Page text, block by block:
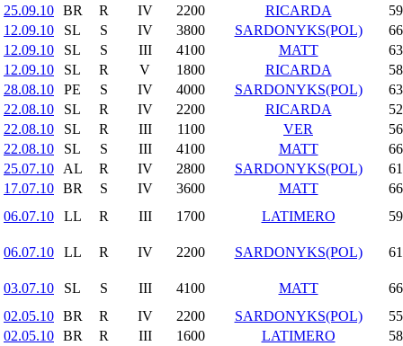
25.09.10 BR R IV 2200 RICARDA
12.09.10
SL S IV 3800 SARDONYKS(POL)
12.09.10
SL S III 4100 MATT
12.09.10
SL R V 1800 RICARDA
28.08.10
PE S IV 4000 SARDONYKS(POL)
22.08.10
SL R IV 2200 RICARDA
22.08.10
SL R III 1100 VER
22.08.10
SL S III 4100 MATT
25.07.10
AL R IV 2800 SARDONYKS(POL)
17.07.10 BR S IV 3600 MATT
06.07.10
LL R III 1700 LATIMERO
06.07.10 LL R IV 2200 SARDONYKS(POL)
03.07.10 SL S III 4100 MATT
02.05.10 BR R IV 2200 SARDONYKS(POL)
02.05.10 BR R III 1600 LATIMERO